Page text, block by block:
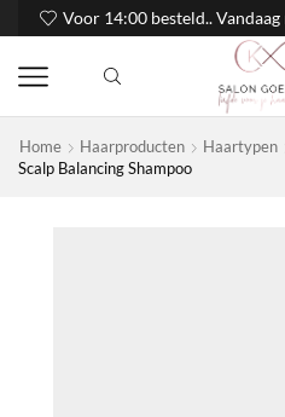
Voor 14:00 besteld..
Home Haarproducten Haartypen
Scalp Balancing Shampoo